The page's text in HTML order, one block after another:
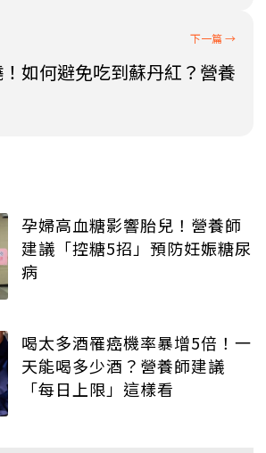
如何避免吃到蘇丹紅？營養
孕婦高血糖影響胎兒！營養師
建議「控糖5招」預防妊娠糖尿
病
喝太多酒罹癌機率暴增5倍！一
天能喝多少酒？營養師建議
「每日上限」這樣看